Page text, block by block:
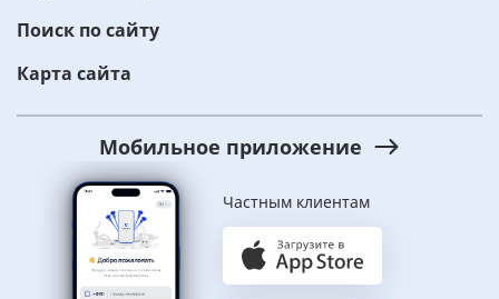
Поиск по сайту
Карта сайта
Мобильное приложение
Частным клиентам